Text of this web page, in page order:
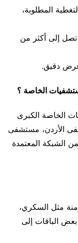
المطلوبة،
سنويًا وقد تصل إلى أكثر من
دقيق.
الخاصة ؟
الخاصة الكبرى
الأردن، مستشفى
الشبكة المعتمدة
مثل السكري،
بعض الباقات إلى